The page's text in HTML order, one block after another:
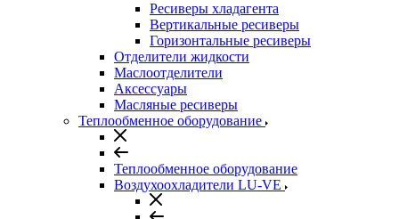
Ресиверы хладагента
Вертикальные ресиверы
Горизонтальные ресиверы
Отделители жидкости
Маслоотделители
Аксессуары
Масляные ресиверы
Теплообменное оборудование
Теплообменное оборудование
Воздухоохладители LU-VE